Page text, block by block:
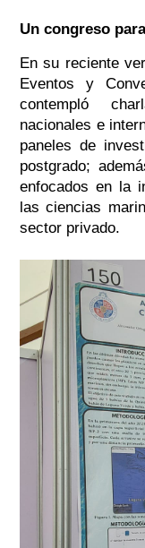
Un congreso
En su reciente
Eventos y
contempló
nacionales e
paneles de
postgrado;
enfocados en la
las ciencias
sector privado.